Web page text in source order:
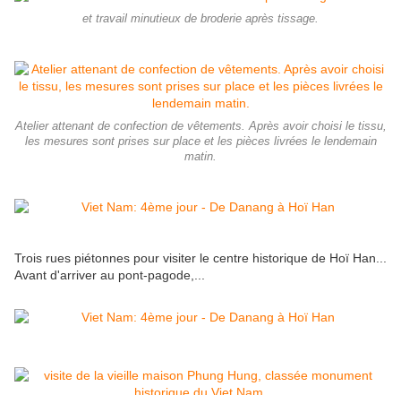
et travail minutieux de broderie après tissage.
Atelier attenant de confection de vêtements. Après avoir choisi le tissu,
les mesures sont prises sur place et les pièces livrées le lendemain
matin.
Trois rues piétonnes pour visiter le centre historique de Hoï Han...
Avant d'arriver au pont-pagode,...